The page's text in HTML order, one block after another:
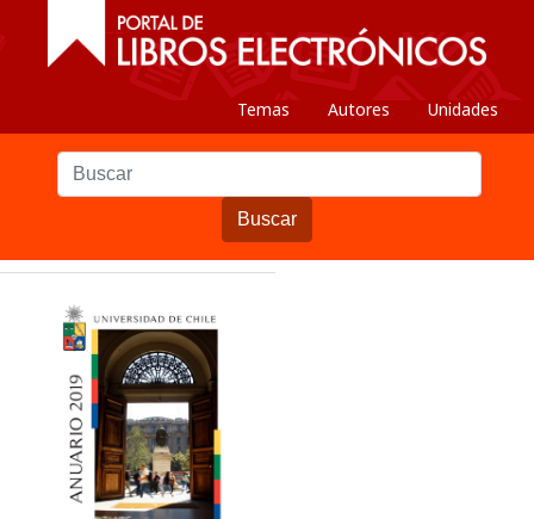
Temas Autores Unidades
Buscar